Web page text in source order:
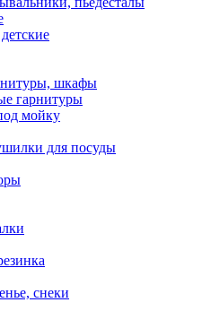
шкафы
гарнитуры
мойку
для посуды
снеки